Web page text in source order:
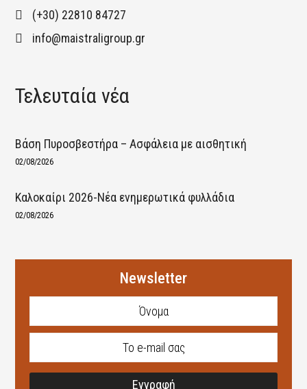
(+30) 22810 84727
info@maistraligroup.gr
Τελευταία νέα
Βάση Πυροσβεστήρα – Ασφάλεια με αισθητική
02/08/2026
Καλοκαίρι 2026-Νέα ενημερωτικά φυλλάδια
02/08/2026
Newsletter
Εγγραφή